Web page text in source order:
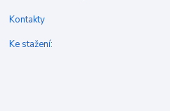
Kontakty
Ke stažení: